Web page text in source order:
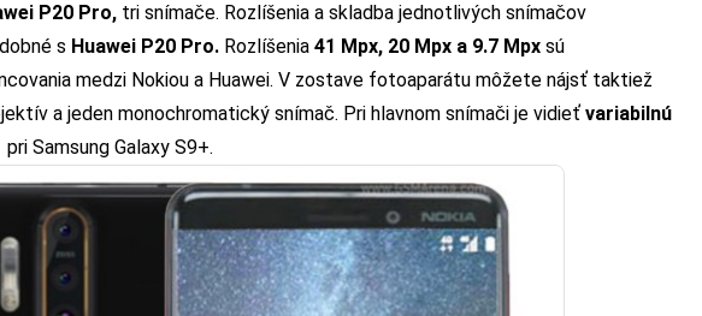
P20 Pro, tri snímače. Rozlíšenia a skladba jednotlivých snímačov
s Huawei P20 Pro. Rozlíšenia 41 Mpx, 20 Mpx a 9.7 Mpx sú
medzi Nokiou a Huawei. V zostave fotoaparátu môžete nájsť taktiež
a jeden monochromatický snímač. Pri hlavnom snímači je vidieť variabilnú
pri Samsung Galaxy S9+.